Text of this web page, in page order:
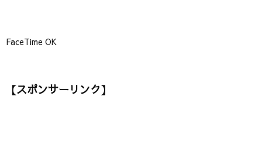
FaceTime OK
【スポンサーリンク】